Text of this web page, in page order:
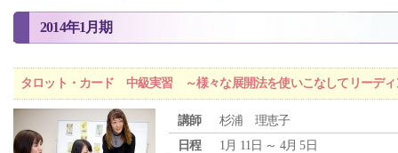
2014年1月期
タロット・カード 中級実習 ～様々な展開法を使いこなしてリーディ
講師
杉浦 理恵子
日程
1月 11日 ～ 4月 5日